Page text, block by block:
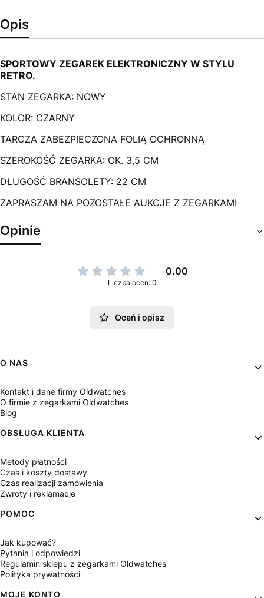
Opis
SPORTOWY ZEGAREK ELEKTRONICZNY W STYLU
RETRO.
STAN ZEGARKA: NOWY
KOLOR: CZARNY
TARCZA ZABEZPIECZONA FOLIĄ OCHRONNĄ
SZEROKOŚĆ ZEGARKA: OK. 3,5 CM
DŁUGOŚĆ BRANSOLETY: 22 CM
ZAPRASZAM NA POZOSTAŁE AUKCJE Z ZEGARKAMI
Opinie
0.00
Liczba ocen: 0
Oceń i opisz
Linki w stopce
O NAS
Kontakt i dane firmy Oldwatches
O firmie z zegarkami Oldwatches
Blog
OBSŁUGA KLIENTA
Metody płatności
Czas i koszty dostawy
Czas realizacji zamówienia
Zwroty i reklamacje
POMOC
Jak kupować?
Pytania i odpowiedzi
Regulamin sklepu z zegarkami Oldwatches
Polityka prywatności
MOJE KONTO